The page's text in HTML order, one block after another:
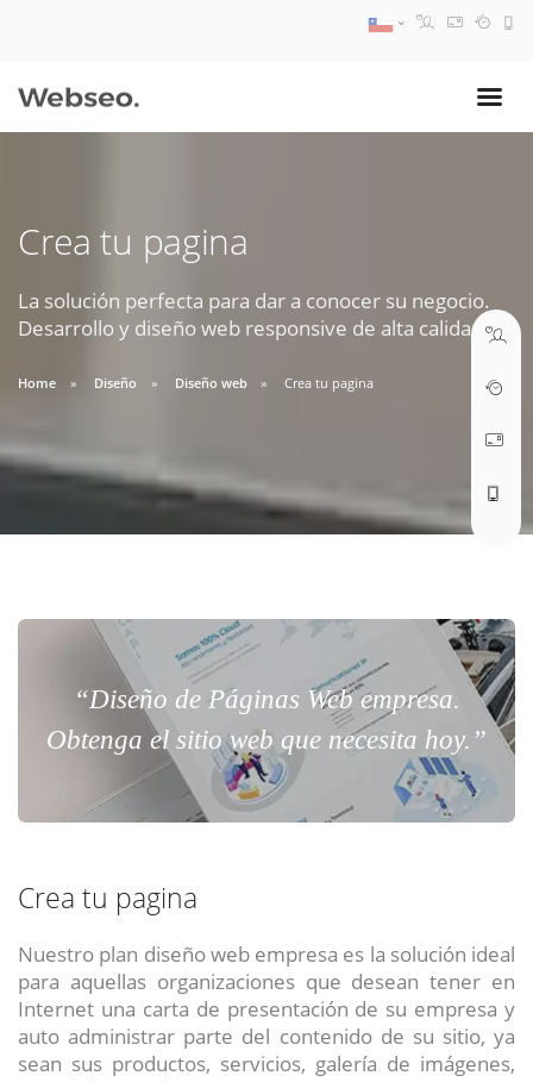
Crea tu pagina
La solución perfecta para dar a conocer su negocio.
Desarrollo y diseño web responsive de alta calidad.
Home Diseño Diseño web Crea tu pagina
“Diseño de Páginas Web empresa.
Obtenga el sitio web que necesita hoy.”
Crea tu pagina
Nuestro plan diseño web empresa es la solución ideal
para aquellas organizaciones que desean tener en
Internet una carta de presentación de su empresa y
auto administrar parte del contenido de su sitio, ya
sean sus productos, servicios, galería de imágenes,
09:30 AM A 18:30 PM
soporte@webseo.cl